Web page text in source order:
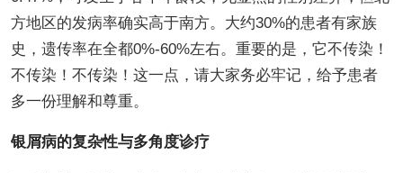
方地区的发病率确实高于南方。大约30%的患者有家族
史，遗传率在全都0%-60%左右。重要的是，它不传染！
不传染！不传染！这一点，请大家务必牢记，给予患者
多一份理解和尊重。
银屑病的复杂性与多角度诊疗